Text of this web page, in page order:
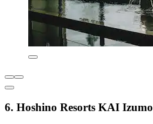
6. Hoshino Resorts KAI Izumo